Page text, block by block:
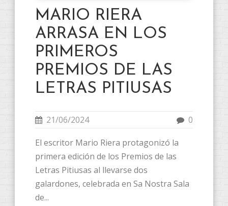
MARIO RIERA
ARRASA EN LOS
PRIMEROS
PREMIOS DE LAS
LETRAS PITIUSAS
21/06/2024 0
El escritor Mario Riera protagonizó la
primera edición de los Premios de las
Letras Pitiusas al llevarse dos
galardones, celebrada en Sa Nostra Sala
de...